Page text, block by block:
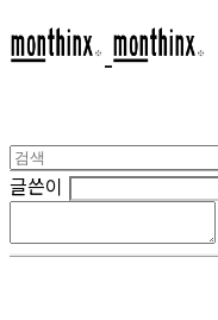
글쓴이